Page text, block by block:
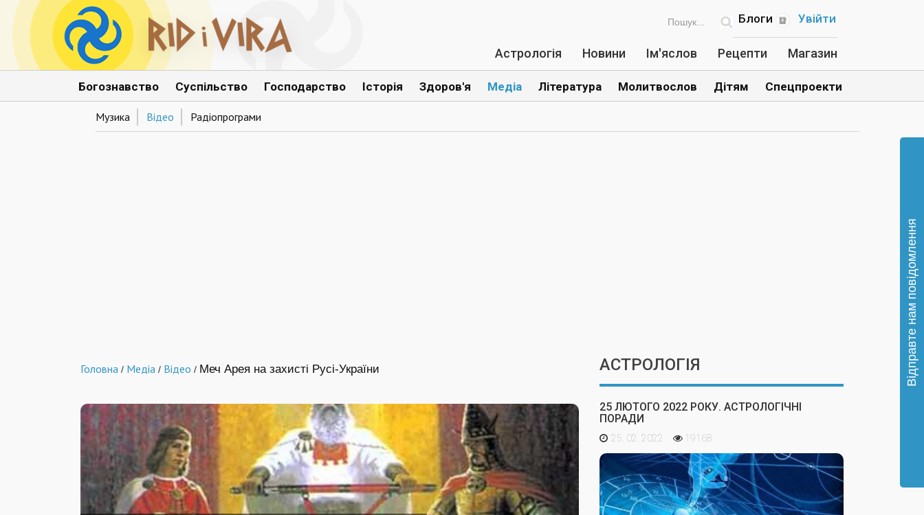
Увійти
Блоги
Астрологія Новини Ім'яслов Рецепти Магазин
Богознавство Суспільство Господарство Історія Здоров'я Медіа
Музика Відео Радіопрограми
Література Молитвослов Дітям Спецпроекти
Головна / Медіа / Відео / Меч Арея на захисті Русі-України АСТРОЛОГІЯ
25 ЛЮТОГО 2022 РОКУ. АСТРОЛОГІЧНІ
ПОРАДИ
25. 02. 2022 19168
Відправте нам повідомлення